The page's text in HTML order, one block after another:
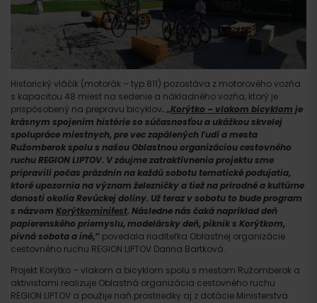
Historický vláčik (motorák – typ 811) pozostáva z motorového vozňa
s kapacitou 48 miest na sedenie a nákladného vozňa, ktorý je
prispôsobený na prepravu bicyklov. „Korýtko – vlakom bicyklom je
krásnym spojením histórie so súčasnosťou a ukážkou skvelej
spolupráce miestnych, pre vec zapálených ľudí a mesta
Ružomberok spolu s našou Oblastnou organizáciou cestovného
ruchu REGION LIPTOV. V záujme zatraktívnenia projektu sme
pripravili počas prázdnin na každú sobotu tematické podujatia,
ktoré upozornia na význam železničky a tiež na prírodné a kultúrne
danosti okolia Revúckej doliny. Už teraz v sobotu to bude program
s názvom Korýtkominifest. Následne nás čaká napríklad deň
papierenského priemyslu, modelársky deň, piknik s Korýtkom,
pivná sobota a iné,“ povedala riaditeľka Oblastnej organizácie
cestovného ruchu REGION LIPTOV Darina Bartková.
Projekt Korýtko – vlakom a bicyklom spolu s mestom Ružomberok a
aktivistami realizuje Oblastná organizácia cestovného ruchu
REGION LIPTOV a použije naň prostriedky aj z dotácie Ministerstva
Príchod